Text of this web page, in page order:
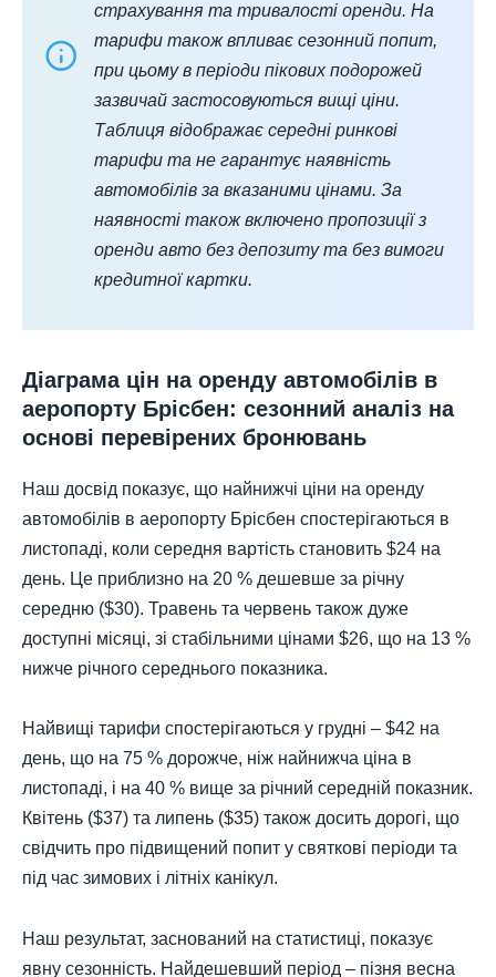
страхування та тривалості оренди. На
тарифи також впливає сезонний попит,
при цьому в періоди пікових подорожей
зазвичай застосовуються вищі ціни.
Таблиця відображає середні ринкові
тарифи та не гарантує наявність
автомобілів за вказаними цінами. За
наявності також включено пропозиції з
оренди авто без депозиту та без вимоги
кредитної картки.
Діаграма цін на оренду автомобілів в
аеропорту Брісбен: сезонний аналіз на
основі перевірених бронювань
Наш досвід показує, що найнижчі ціни на оренду
автомобілів в аеропорту Брісбен спостерігаються в
листопаді, коли середня вартість становить $24 на
день. Це приблизно на 20 % дешевше за річну
середню ($30). Травень та червень також дуже
доступні місяці, зі стабільними цінами $26, що на 13 %
нижче річного середнього показника.
Найвищі тарифи спостерігаються у грудні – $42 на
день, що на 75 % дорожче, ніж найнижча ціна в
листопаді, і на 40 % вище за річний середній показник.
Квітень ($37) та липень ($35) також досить дорогі, що
свідчить про підвищений попит у святкові періоди та
під час зимових і літніх канікул.
Наш результат, заснований на статистиці, показує
явну сезонність. Найдешевший період – пізня весна